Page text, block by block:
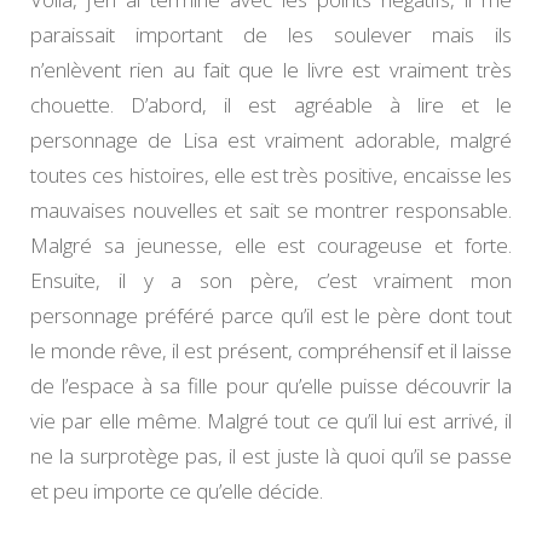
paraissait important de les soulever mais ils
n’enlèvent rien au fait que le livre est vraiment très
chouette. D’abord, il est agréable à lire et le
personnage de Lisa est vraiment adorable, malgré
toutes ces histoires, elle est très positive, encaisse les
mauvaises nouvelles et sait se montrer responsable.
Malgré sa jeunesse, elle est courageuse et forte.
Ensuite, il y a son père, c’est vraiment mon
personnage préféré parce qu’il est le père dont tout
le monde rêve, il est présent, compréhensif et il laisse
de l’espace à sa fille pour qu’elle puisse découvrir la
vie par elle même. Malgré tout ce qu’il lui est arrivé, il
ne la surprotège pas, il est juste là quoi qu’il se passe
et peu importe ce qu’elle décide.